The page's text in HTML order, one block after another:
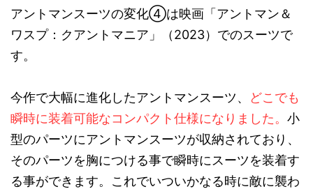
アントマンスーツの変化④は映画「アントマン＆
ワスプ：クアントマニア」（2023）でのスーツで
す。
今作で大幅に進化したアントマンスーツ、
どこでも
瞬時に装着可能なコンパクト仕様になりました。 小
型のパーツにアントマンスーツが収納されており、
そのパーツを胸につける事で瞬時にスーツを装着す
る事ができます。これでいついかなる時に敵に襲わ